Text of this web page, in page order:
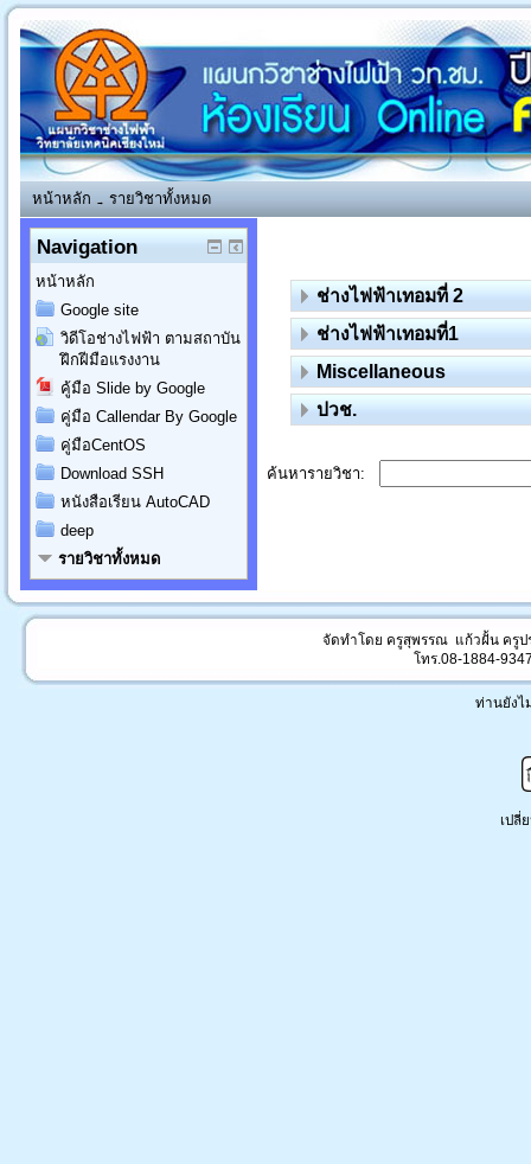
หน้าหลัก → รายวิชาทั้งหมด
ช่างไฟฟ้าเทอมที่ 2
ช่างไฟฟ้าเทอมที่1
Miscellaneous
ปวช.
ค้นหารายวิชา:
Navigation
หน้าหลัก
Google site
วิดีโอช่างไฟฟ้า ตามสถาบัน
ฝึกฝีมือแรงงาน
คู้มือ Slide by Google
คู่มือ Callendar By Google
คู่มือCentOS
Download SSH
หนังสือเรียน AutoCAD
deep
รายวิชาทั้งหมด
จัดทำโดย ครูสุพรรณ แก้วฝั้น ครูป
โทร.08-1884-
ท่านยังไ
เปลี่